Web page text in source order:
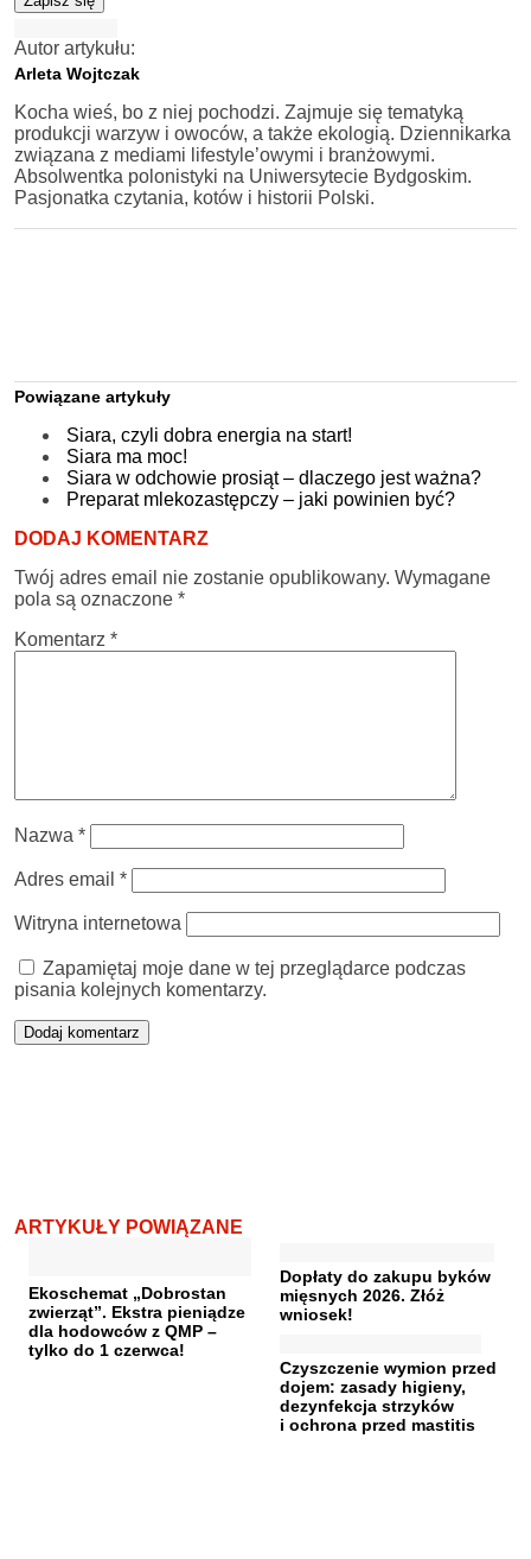
Autor artykułu:
Arleta Wojtczak
Kocha wieś, bo z niej pochodzi. Zajmuje się tematyką
produkcji warzyw i owoców, a także ekologią. Dziennikarka
związana z mediami lifestyle’owymi i branżowymi.
Absolwentka polonistyki na Uniwersytecie Bydgoskim.
Pasjonatka czytania, kotów i historii Polski.
Powiązane artykuły
Siara, czyli dobra energia na start!
Siara ma moc!
Siara w odchowie prosiąt – dlaczego jest ważna?
Preparat mlekozastępczy – jaki powinien być?
DODAJ KOMENTARZ
Twój adres email nie zostanie opublikowany. Wymagane
pola są oznaczone *
Komentarz *
Nazwa *
Adres email *
Witryna internetowa
Zapamiętaj moje dane w tej przeglądarce podczas
pisania kolejnych komentarzy.
ARTYKUŁY POWIĄZANE
Ekoschemat „Dobrostan
zwierząt”. Ekstra pieniądze
dla hodowców z QMP –
tylko do 1 czerwca!
Dopłaty do zakupu byków
mięsnych 2026. Złóż
wniosek!
Czyszczenie wymion przed
dojem: zasady higieny,
dezynfekcja strzyków
i ochrona przed mastitis